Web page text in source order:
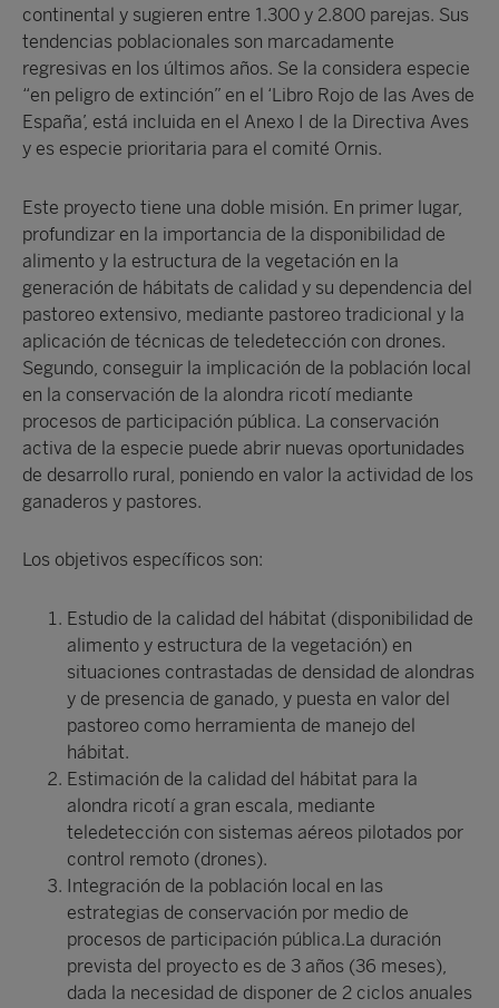
continental y sugieren entre 1.300 y 2.800 parejas. Sus
tendencias poblacionales son marcadamente
regresivas en los últimos años. Se la considera especie
“en peligro de extinción” en el ‘Libro Rojo de las Aves de
España’, está incluida en el Anexo I de la Directiva Aves
y es especie prioritaria para el comité Ornis.
Este proyecto tiene una doble misión. En primer lugar,
profundizar en la importancia de la disponibilidad de
alimento y la estructura de la vegetación en la
generación de hábitats de calidad y su dependencia del
pastoreo extensivo, mediante pastoreo tradicional y la
aplicación de técnicas de teledetección con drones.
Segundo, conseguir la implicación de la población local
en la conservación de la alondra ricotí mediante
procesos de participación pública. La conservación
activa de la especie puede abrir nuevas oportunidades
de desarrollo rural, poniendo en valor la actividad de los
ganaderos y pastores.
Los objetivos específicos son:
Estudio de la calidad del hábitat (disponibilidad de
alimento y estructura de la vegetación) en
situaciones contrastadas de densidad de alondras
y de presencia de ganado, y puesta en valor del
pastoreo como herramienta de manejo del
hábitat.
Estimación de la calidad del hábitat para la
alondra ricotí a gran escala, mediante
teledetección con sistemas aéreos pilotados por
control remoto (drones).
Integración de la población local en las
estrategias de conservación por medio de
procesos de participación pública.La duración
prevista del proyecto es de 3 años (36 meses),
dada la necesidad de disponer de 2 ciclos anuales